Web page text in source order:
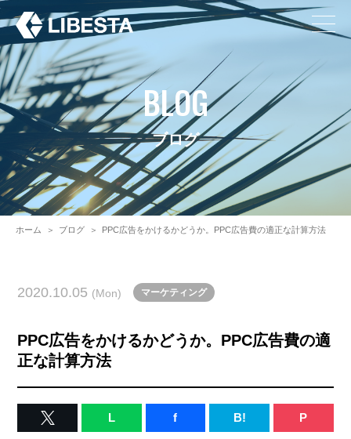
BLOG
ブログ
ホーム ＞ ブログ ＞ PPC広告をかけるかどうか。PPC広告費の適正な計算方法
2020.10.05 (Mon) マーケティング
PPC広告をかけるかどうか。PPC広告費の適
正な計算方法
L f B! P